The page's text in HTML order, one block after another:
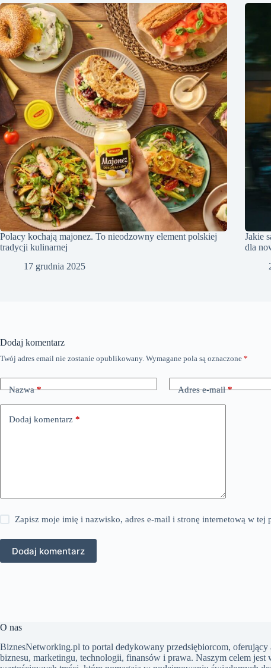
Polacy kochają majonez. To nieodzowny element polskiej
tradycji kulinarnej
17 grudnia 2025
Jakie
dla
Dodaj komentarz
Twój adres email nie zostanie opublikowany. Wymagane pola są oznaczone *
Nazwa* Adres e-mail*
Dodaj komentarz *
Zapisz moje imię i nazwisko, adres e-mail i stronę internetową w tej
Dodaj komentarz
O nas
BiznesNetworking.pl to portal dedykowany przedsiębiorcom,
biznesu, marketingu, technologii, finansów i prawa. Naszym celem